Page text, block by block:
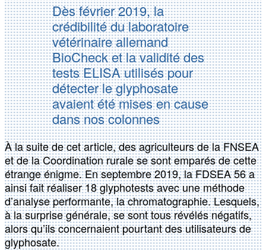
Dès février 2019, la
crédibilité du laboratoire
vétérinaire allemand
BioCheck et la validité des
tests ELISA utilisés pour
détecter le glyphosate
avaient été mises en cause
dans nos colonnes
À la suite de cet article, des agriculteurs de la FNSEA
et de la Coordination rurale se sont emparés de cette
étrange énigme. En septembre 2019, la FDSEA 56 a
ainsi fait réaliser 18 glyphotests avec une méthode
d’analyse performante, la chromatographie. Lesquels,
à la surprise générale, se sont tous révélés négatifs,
alors qu’ils concernaient pourtant des utilisateurs de
glyphosate.